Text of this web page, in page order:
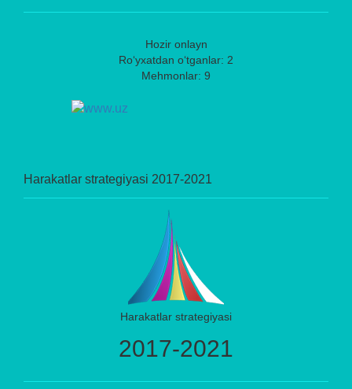
Hozir onlayn
Ro‘yxatdan o‘tganlar: 2
Mehmonlar: 9
Harakatlar strategiyasi 2017-2021
Harakatlar strategiyasi
2017-2021